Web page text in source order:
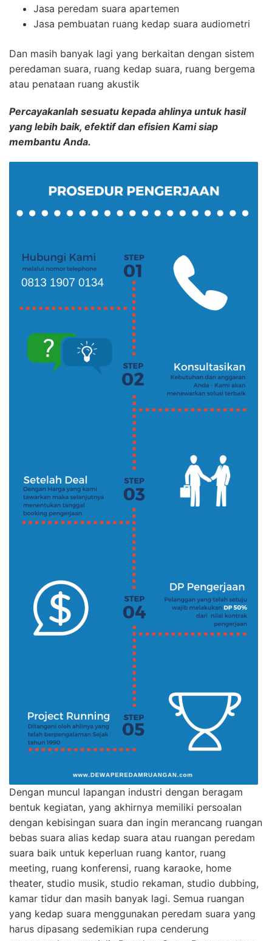
Jasa peredam suara apartemen
Jasa pembuatan ruang kedap suara audiometri
Dan masih banyak lagi yang berkaitan dengan sistem
peredaman suara, ruang kedap suara, ruang bergema
atau penataan ruang akustik
Percayakanlah sesuatu kepada ahlinya untuk hasil
yang lebih baik, efektif dan efisien Kami siap
membantu Anda.
Dengan muncul lapangan industri dengan beragam
bentuk kegiatan, yang akhirnya memiliki persoalan
dengan kebisingan suara dan ingin merancang ruangan
bebas suara alias kedap suara atau ruangan peredam
suara baik untuk keperluan ruang kantor, ruang
meeting, ruang konferensi, ruang karaoke, home
theater, studio musik, studio rekaman, studio dubbing,
kamar tidur dan masih banyak lagi. Semua ruangan
yang kedap suara menggunakan peredam suara yang
harus dipasang sedemikian rupa cenderung